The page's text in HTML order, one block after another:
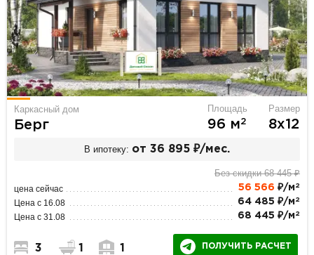
Каркасный дом
Берг
Площадь
96 м2
Размер
8х12
В ипотеку: от 36 895 ₽/мес.
Без скидки 68 445 ₽
цена сейчас 56 566 ₽/м 2
Цена с 16.08 64 485 ₽/м 2
Цена с 31.08 68 445 ₽/м 2
3 1 1 ПОЛУЧИТЬ РАСЧЕТ